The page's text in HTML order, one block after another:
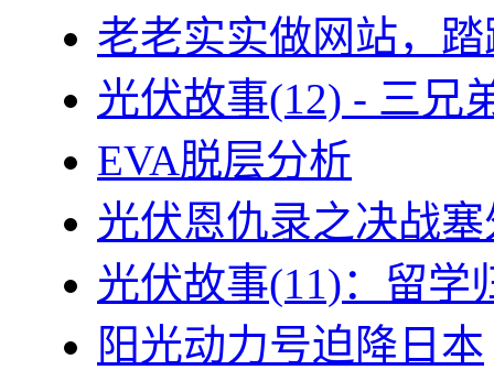
老老实实做网站，
光伏故事(12) - 三兄
EVA脱层分析
光伏恩仇录之决战
光伏故事(11)：留学
阳光动力号迫降日本